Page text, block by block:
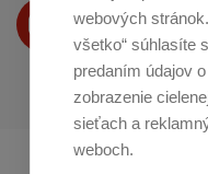
webových
všetko“ súhlasíte
predaním údajov
zobrazenie
sieťach a
weboch.
Produkty Vám
na Youtube